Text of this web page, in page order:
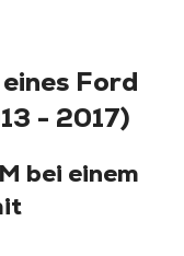
Ford
- 2017)
bei einem